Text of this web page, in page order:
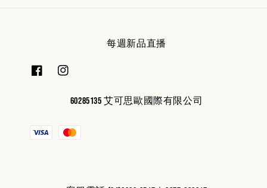
每週新品直播
60285135 艾可思歐國際有限公司